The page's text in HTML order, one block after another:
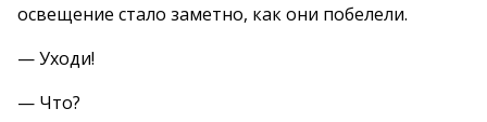
освещение стало заметно, как они побелели.
— Уходи!
— Что?